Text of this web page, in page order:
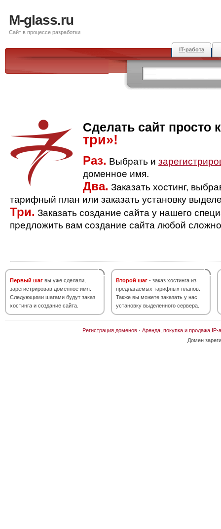
M-glass.ru
Сайт в процессе разработки
IT-работа
Сделать сайт просто
три»!
Раз. Выбрать и
доменное имя.
Два. Заказать хостинг,
тарифный план или заказать установку
Три. Заказать создание сайта у нашего
предложить вам создание сайта любой
Первый шаг вы уже сделали,
зарегистрировав доменное имя.
Следующими шагами будут заказ
хостинга и создание сайта.
Второй шаг - заказ хостинга из
предлагаемых тарифных планов.
Также вы можете заказать у нас
установку выделенного сервера.
Регистрация доменов· Аренда, покупка и продажа IP-
Домен